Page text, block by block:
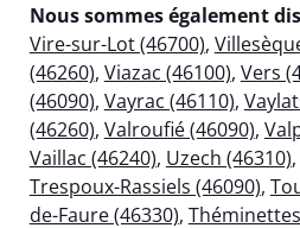
Nous sommes également
Vire-sur-Lot (46700),
(46260), Viazac (46100), Vers
(46090), Vayrac (46110),
(46260), Valroufié (46090),
Vaillac (46240), Uzech (46310),
Trespoux-Rassiels (46090),
de-Faure (46330),